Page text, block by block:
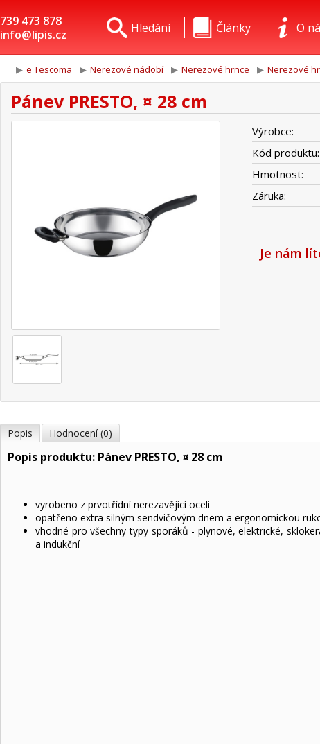
739 473 878
info@lipis.cz
O
Články
Hledání
e Tescoma Nerezové nádobí Nerezové hrnce Nerezové
Pánev PRESTO, ¤ 28 cm
Výrobce:
Kód produktu:
Hmotnost:
Záruka:
Je nám
Popis Hodnocení (0)
Popis produktu: Pánev PRESTO, ¤ 28 cm
vyrobeno z prvotřídní nerezavějící oceli
opatřeno extra silným sendvičovým dnem a ergonomickou
vhodné pro všechny typy sporáků - plynové, elektrické,
a indukční